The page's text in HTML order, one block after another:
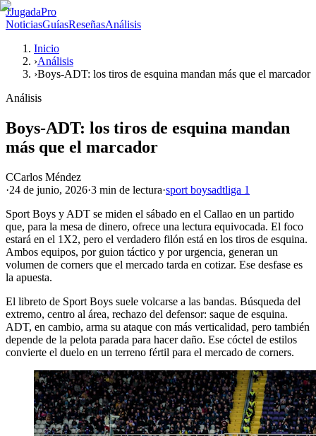
JJugadaPro
NoticiasGuíasReseñasAnálisis
Inicio
›Análisis
›Boys-ADT: los tiros de esquina mandan más que el marcador
Análisis
Boys-ADT: los tiros de esquina mandan
más que el marcador
CCarlos Méndez
·24 de junio, 2026·3 min de lectura·sport boysadtliga 1
Sport Boys y ADT se miden el sábado en el Callao en un partido
que, para la mesa de dinero, ofrece una lectura equivocada. El foco
estará en el 1X2, pero el verdadero filón está en los tiros de esquina.
Ambos equipos, por guion táctico y por urgencia, generan un
volumen de corners que el mercado tarda en cotizar. Ese desfase es
la apuesta.
El libreto de Sport Boys suele volcarse a las bandas. Búsqueda del
extremo, centro al área, rechazo del defensor: saque de esquina.
ADT, en cambio, arma su ataque con más verticalidad, pero también
depende de la pelota parada para hacer daño. Ese cóctel de estilos
convierte el duelo en un terreno fértil para el mercado de corners.